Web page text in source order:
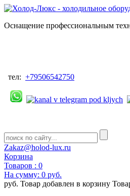
Оснащение профессиональным
тел: +79506542750
Zakaz@holod-lux.ru
Корзина
Товаров : 0
На сумму: 0 руб.
руб. Товар добавлен в корзину